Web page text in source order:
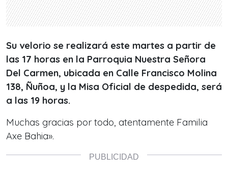
Su velorio se realizará este martes a partir de
las 17 horas en la Parroquia Nuestra Señora
Del Carmen, ubicada en Calle Francisco Molina
138, Ñuñoa, y la Misa Oficial de despedida, será
a las 19 horas.
Muchas gracias por todo, atentamente Familia
Axe Bahia».